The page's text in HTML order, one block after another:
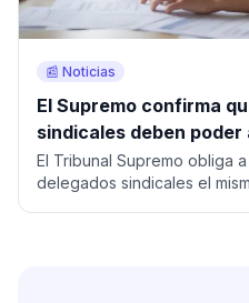
📰 Noticias
El Supremo confirma
sindicales deben
jornada
El Tribunal Supremo obliga
delegados sindicales el